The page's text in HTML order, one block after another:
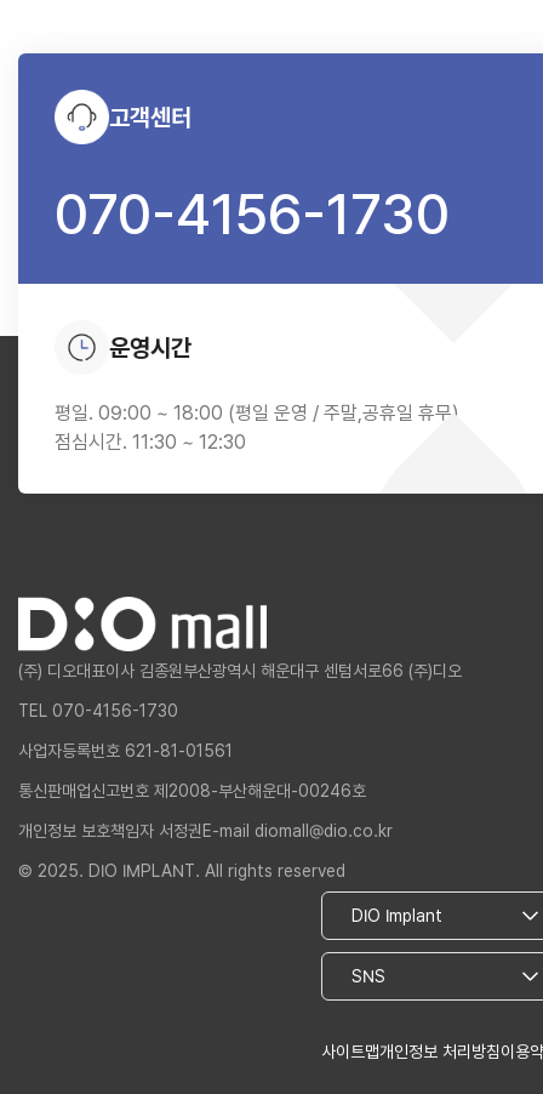
고객센터
070-4156-1730
운영시간
평일. 09:00 ~ 18:00 (평일 운영 / 주말,공휴일 휴무)
점심시간. 11:30 ~ 12:30
(주) 디오대표이사 김종원부산광역시 해운대구 센텀서로66 (주)디오
TEL 070-4156-1730
사업자등록번호 621-81-01561
통신판매업신고번호 제2008-부산해운대-00246호
개인정보 보호책임자 서정권 E-mail diomall@dio.co.kr
© 2025. DIO IMPLANT. All rights reserved
사이트맵개인정보 처리방침이용